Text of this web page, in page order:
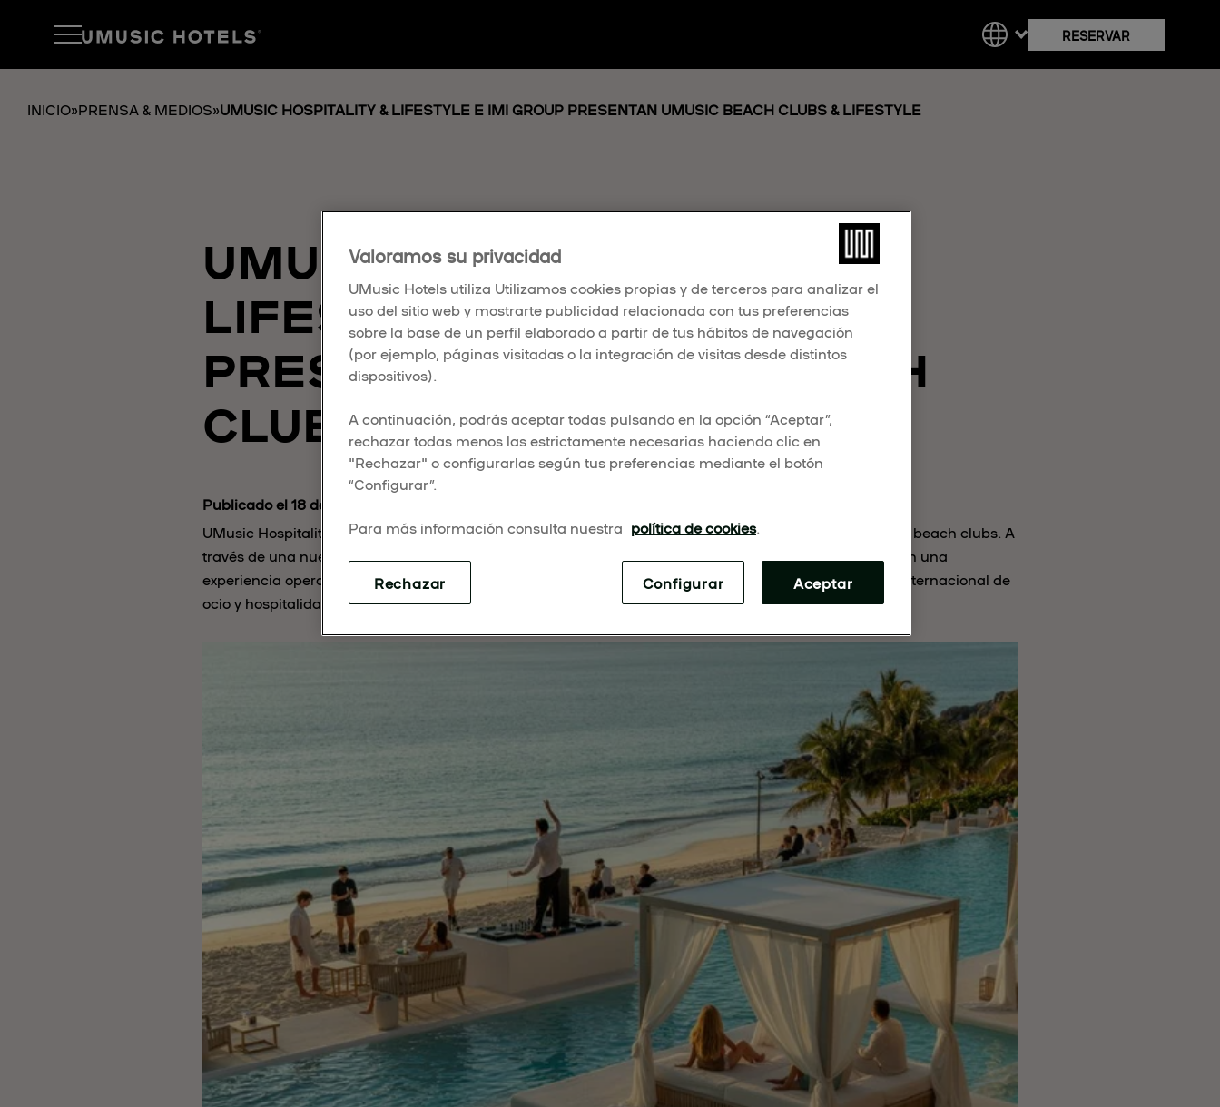
RESERVAR
INICIO»PRENSA & MEDIOS»UMUSIC HOSPITALITY & LIFESTYLE E IMI GROUP PRESENTAN UMUSIC BEACH CLUBS & LIFESTYLE
UMUSIC HOSPITALITY &
LIFESTYLE E IMI GROUP
PRESENTAN UMUSIC BEACH
CLUBS & LIFESTYLE
Publicado el 18 de marzo de 2025
UMusic Hospitality & Lifestyle da un paso estratégico en su expansión global al entrar en el sector de los beach clubs. A
través de una nueva joint venture con IMI Group, la compañía combina el poder global de la música con una
experiencia operativa de primer nivel para crear
UMusic Beach Clubs & Lifestyle
, un nuevo concepto internacional de
ocio y hospitalidad.
Valoramos su privacidad
UMusic Hotels utiliza Utilizamos cookies propias y de terceros para analizar el
uso del sitio web y mostrarte publicidad relacionada con tus preferencias
sobre la base de un perfil elaborado a partir de tus hábitos de navegación
(por ejemplo, páginas visitadas o la integración de visitas desde distintos
dispositivos).
A continuación, podrás aceptar todas pulsando en la opción “Aceptar”,
rechazar todas menos las estrictamente necesarias haciendo clic en
"Rechazar" o configurarlas según tus preferencias mediante el botón
“Configurar”.
Para más información consulta nuestra política de cookies.
Rechazar Aceptar
Configurar